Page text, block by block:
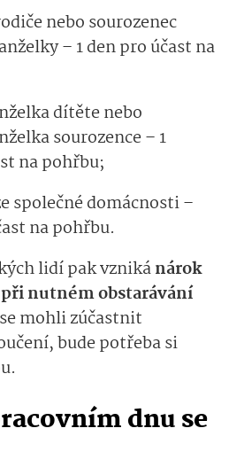
nebo sourozenec
y – 1 denpro účast na
dítěte nebo
sourozence– 1
na pohřbu;
společnédomác­nosti–
na pohřbu.
lidípakvznikánárok
nutném obstarávání
mohli zúčastnit
bude potřeba si
dnu se